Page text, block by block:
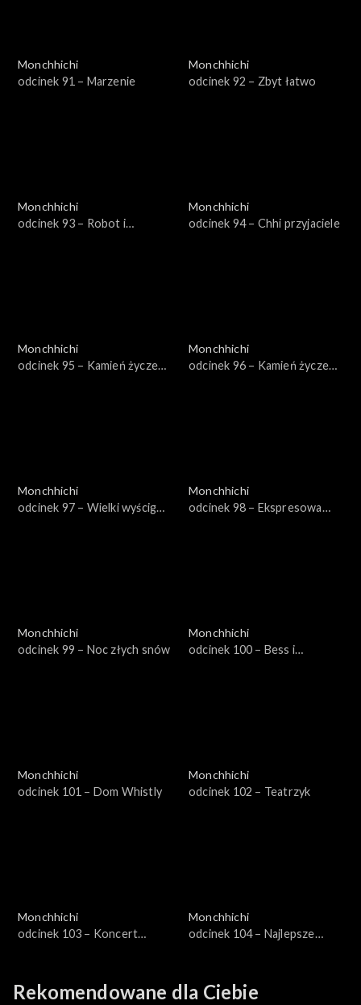
Monchhichi
odcinek 91 – Marzenie
Monchhichi
odcinek 92 – Zbyt łatwo
Monchhichi
odcinek 93 – Robot i
Monchhichi
odcinek 94 – Chhi przyjaciele
Monchhichi
odcinek 95 – Kamień życzeń,
Monchhichi
odcinek 96 – Kamień życzeń,
Monchhichi
odcinek 97 – Wielki wyścig
Monchhichi
odcinek 98 – Ekspresowa
Monchhichi
odcinek 99 – Noc złych snów
Monchhichi
odcinek 100 – Bess i
Monchhichi
odcinek 101 – Dom Whistly
Monchhichi
odcinek 102 – Teatrzyk
Monchhichi
odcinek 103 – Koncert
Monchhichi
odcinek 104 – Najlepsze
Rekomendowane dla Ciebie